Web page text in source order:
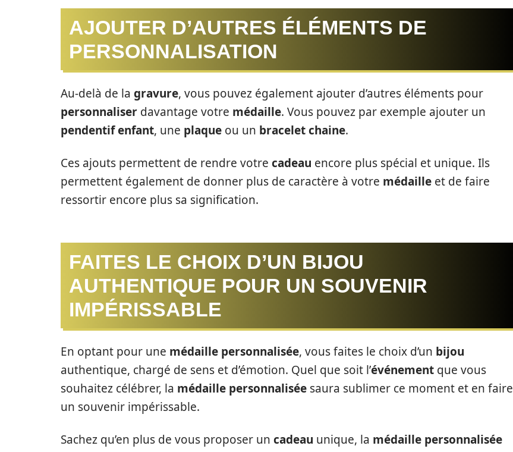
AJOUTER D’AUTRES ÉLÉMENTS DE
PERSONNALISATION
Au-delà de la gravure, vous pouvez également ajouter d’autres éléments pour
personnaliser davantage votre médaille. Vous pouvez par exemple ajouter un
pendentif enfant, une plaque ou un bracelet chaine.
Ces ajouts permettent de rendre votre cadeau encore plus spécial et unique. Ils
permettent également de donner plus de caractère à votre médaille et de faire
ressortir encore plus sa signification.
FAITES LE CHOIX D’UN BIJOU
AUTHENTIQUE POUR UN SOUVENIR
IMPÉRISSABLE
En optant pour une médaille personnalisée, vous faites le choix d’un bijou
authentique, chargé de sens et d’émotion. Quel que soit l’événement que vous
souhaitez célébrer, la médaille personnalisée saura sublimer ce moment et en faire
un souvenir impérissable.
Sachez qu’en plus de vous proposer un cadeau unique, la médaille personnalisée